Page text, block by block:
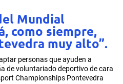
Mundial
como siempre,
muy alto”.
personas que ayuden a
de voluntariado deportivo de cara
Championships Pontevedra